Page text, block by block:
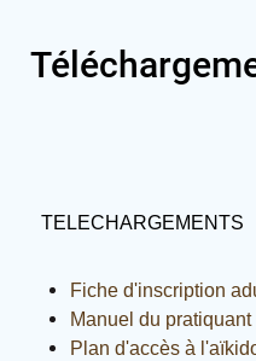
TELECHARGEMENTS
Fiche d'inscription
Manuel du pratiquant
Plan d'accès à